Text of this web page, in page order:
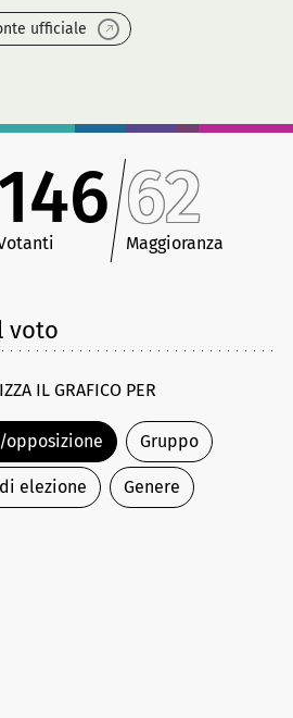
ufficiale
62
Maggioranza
voto
IL GRAFICO PER
opposizione Gruppo
elezione Genere